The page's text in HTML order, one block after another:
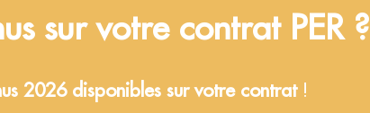
sur votre contrat PER ?
2026 disponibles sur votre contrat!